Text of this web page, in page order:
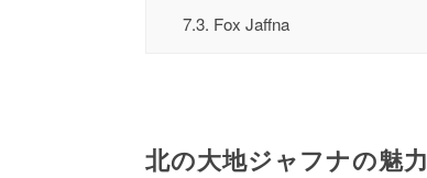
7.3. Fox Jaffna
北の大地ジャフナの魅力